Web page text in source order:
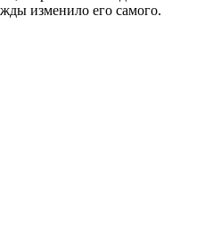
изменило его самого.